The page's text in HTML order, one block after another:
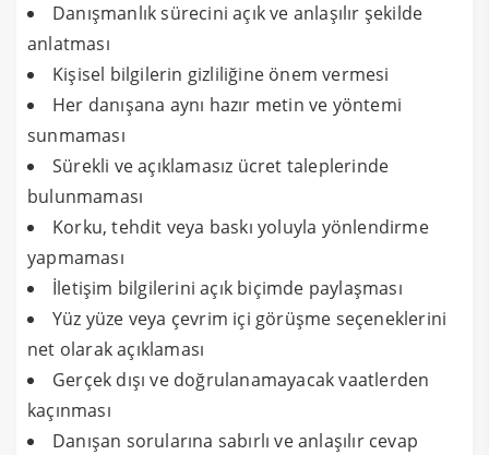
Danışmanlık sürecini açık ve anlaşılır şekilde
anlatması
Kişisel bilgilerin gizliliğine önem vermesi
Her danışana aynı hazır metin ve yöntemi
sunmaması
Sürekli ve açıklamasız ücret taleplerinde
bulunmaması
Korku, tehdit veya baskı yoluyla yönlendirme
yapmaması
İletişim bilgilerini açık biçimde paylaşması
Yüz yüze veya çevrim içi görüşme seçeneklerini
net olarak açıklaması
Gerçek dışı ve doğrulanamayacak vaatlerden
kaçınması
Danışan sorularına sabırlı ve anlaşılır cevap